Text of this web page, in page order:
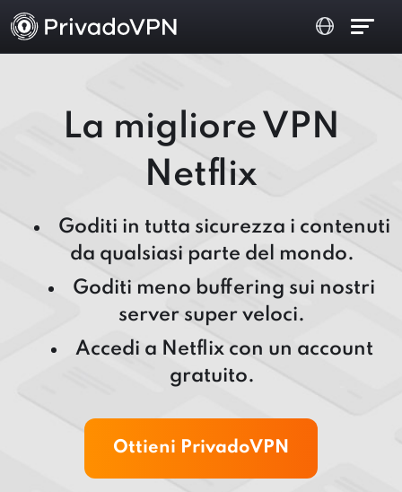
La migliore VPN
Netflix
Goditi in tutta sicurezza i contenuti
da qualsiasi parte del mondo.
Goditi meno buffering sui nostri
server super veloci.
Accedi a Netflix con un account
gratuito.
Ottieni PrivadoVPN